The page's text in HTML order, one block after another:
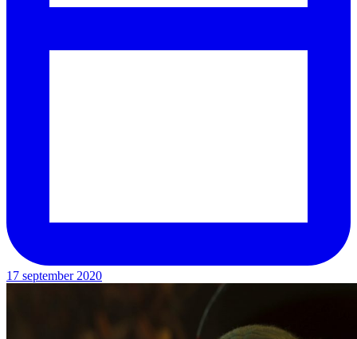
17 september 2020